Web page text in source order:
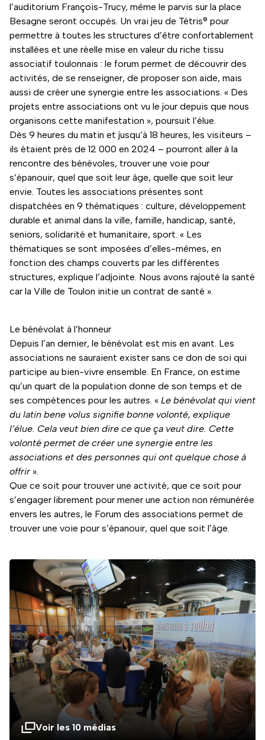
l’auditorium François-Trucy, même le parvis sur la place
Besagne seront occupés. Un vrai jeu de Tétris® pour
permettre à toutes les structures d’être confortablement
installées et une réelle mise en valeur du riche tissu
associatif toulonnais : le forum permet de découvrir des
activités, de se renseigner, de proposer son aide, mais
aussi de créer une synergie entre les associations. « Des
projets entre associations ont vu le jour depuis que nous
organisons cette manifestation », poursuit l’élue.
Dès 9 heures du matin et jusqu’à 18 heures, les visiteurs –
ils étaient près de 12 000 en 2024 – pourront aller à la
rencontre des bénévoles, trouver une voie pour
s’épanouir, quel que soit leur âge, quelle que soit leur
envie. Toutes les associations présentes sont
dispatchées en 9 thématiques : culture, développement
durable et animal dans la ville, famille, handicap, santé,
seniors, solidarité et humanitaire, sport. « Les
thématiques se sont imposées d’elles-mêmes, en
fonction des champs couverts par les différentes
structures, explique l’adjointe. Nous avons rajouté la santé
car la Ville de Toulon initie un contrat de santé ».
Le bénévolat à l’honneur
Depuis l’an dernier, le bénévolat est mis en avant. Les
associations ne sauraient exister sans ce don de soi qui
participe au bien-vivre ensemble. En France, on estime
qu’un quart de la population donne de son temps et de
ses compétences pour les autres. « Le bénévolat qui vient
du latin bene volus signifie bonne volonté, explique
l’élue. Cela veut bien dire ce que ça veut dire. Cette
volonté permet de créer une synergie entre les
associations et des personnes qui ont quelque chose à
offrir ».
Que ce soit pour trouver une activité, que ce soit pour
s’engager librement pour mener une action non rémunérée
envers les autres, le Forum des associations permet de
trouver une voie pour s’épanouir, quel que soit l’âge.
Voir les 10 médias